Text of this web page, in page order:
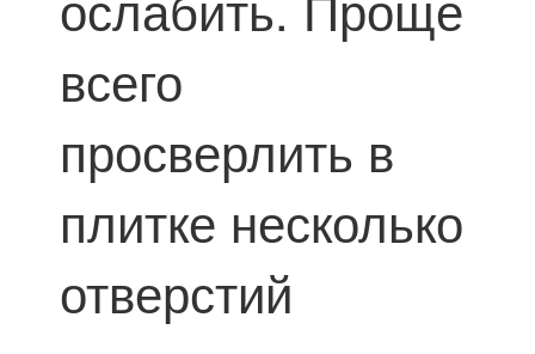
всего
просверлить в
плитке несколько
отверстий